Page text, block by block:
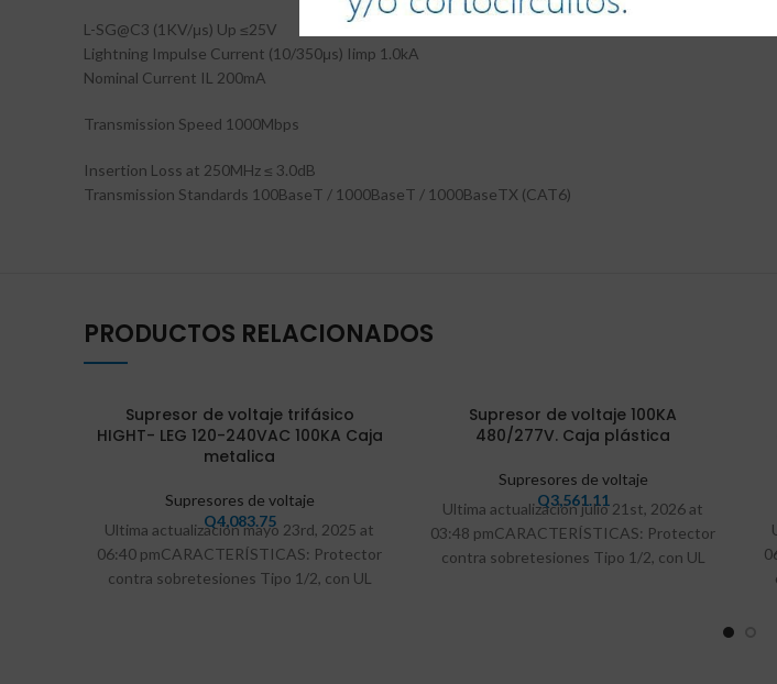
L-SG@C3 (1KV/μs) Up ≤25V
Lightning Impulse Current (10/350μs) Iimp 1.0kA
Nominal Current IL 200mA
Transmission Speed 1000Mbps
Insertion Loss at 250MHz ≤ 3.0dB
Transmission Standards 100BaseT / 1000BaseT / 1000BaseTX (CAT6)
PRODUCTOS RELACIONADOS
VEND
IDO
Supresor de voltaje trifásico
HIGHT- LEG 120-240VAC 100KA Caja
metalica
Supresores de voltaje
Q4,083.75
Ultima actualización mayo 23rd, 2025 at
06:40 pmCARACTERÍSTICAS: Protector
contra sobretesiones Tipo 1/2, con UL
Supresor de voltaje 100KA
480/277V. Caja plástica
Supresores de voltaje
Q3,561.11
Ultima actualización julio 21st, 2026 at
03:48 pmCARACTERÍSTICAS: Protector
contra sobretesiones Tipo 1/2, con UL